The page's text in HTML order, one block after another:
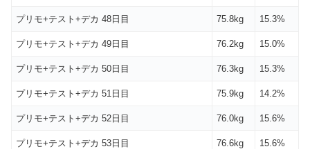
プリモ+テスト+デカ 48日目 75.8kg 15.3%
プリモ+テスト+デカ 49日目 76.2kg 15.0%
プリモ+テスト+デカ 50日目 76.3kg 15.3%
プリモ+テスト+デカ 51日目 75.9kg 14.2%
プリモ+テスト+デカ 52日目 76.0kg 15.6%
プリモ+テスト+デカ 53日目 76.6kg 15.6%